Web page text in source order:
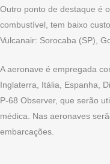
Outro ponto de destaque é
combustível, tem baixo
Vulcanair: Sorocaba (SP),
A aeronave é empregada
Inglaterra, Itália, Espanha,
P-68 Observer, que serão
médica. Nas aeronaves
embarcações.